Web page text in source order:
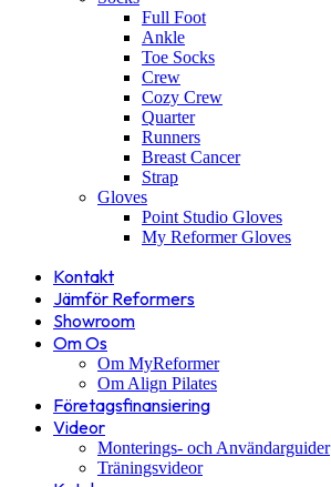
Full Foot
Ankle
Toe Socks
Crew
Cozy Crew
Quarter
Runners
Breast Cancer
Strap
Gloves
Point Studio Gloves
My Reformer Gloves
Kontakt
Jämför Reformers
Showroom
Om Os
Om MyReformer
Om Align Pilates
Företagsfinansiering
Videor
Monterings- och Användarguider
Träningsvideor